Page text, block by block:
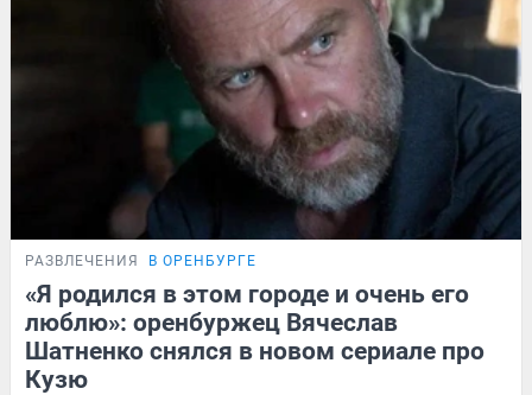
РАЗВЛЕЧЕНИЯ В ОРЕНБУРГЕ
«Я родился в этом городе и очень его
люблю»: оренбуржец Вячеслав
Шатненко снялся в новом сериале про
Кузю